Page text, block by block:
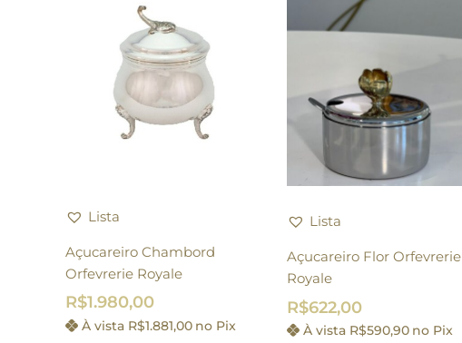
Lista
Açucareiro Chambord
Orfevrerie Royale
R$1.980,00
À vista R$1.881,00 no Pix
Lista
Açucareiro Flor Orfevrerie
Royale
R$622,00
À vista R$590,90 no Pix